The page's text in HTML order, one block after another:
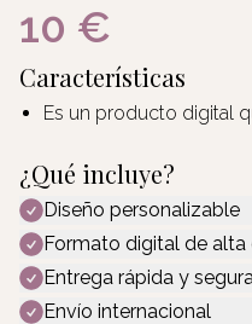
10 €
Características
Es un producto digital
¿Qué incluye?
Diseño personalizable
Formato digital de alta
Entrega rápida y
Envío internacional